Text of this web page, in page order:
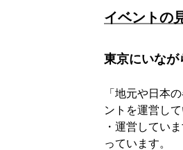
イベントの
東京にいなが
「地元や日本
ントを運営し
・運営してい
っています。